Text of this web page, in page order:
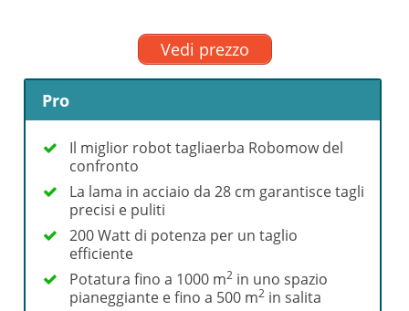
Vedi prezzo
Pro
Il miglior robot tagliaerba Robomow del
confronto
La lama in acciaio da 28 cm garantisce tagli
precisi e puliti
200 Watt di potenza per un taglio
efficiente
Potatura fino a 1000 m2 in uno spazio
pianeggiante e fino a 500 m2 in salita